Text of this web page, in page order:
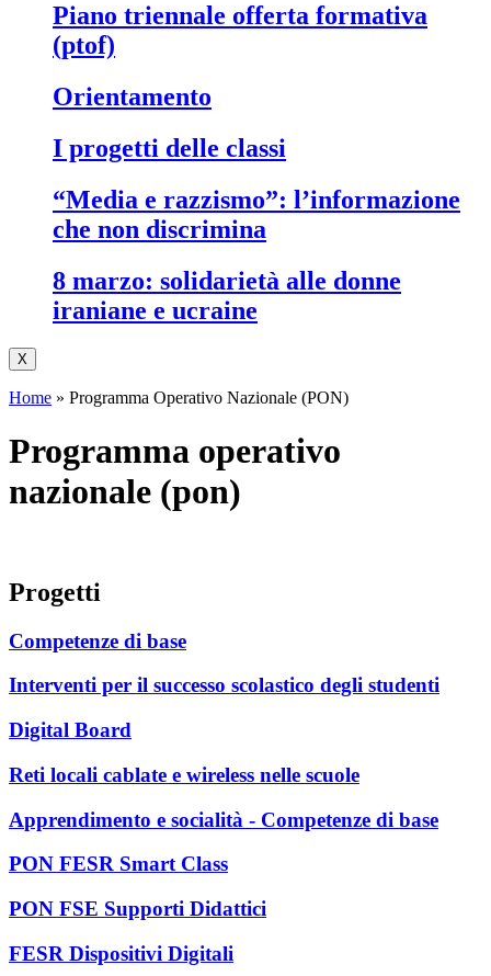
piano triennale offerta formativa
(ptof)
orientamento
i progetti delle classi
“media e razzismo”: l’informazione
che non discrimina
8 marzo: solidarietà alle donne
iraniane e ucraine
X
Home » Programma Operativo Nazionale (PON)
programma operativo
nazionale (pon)
progetti
Competenze di base
Interventi per il successo scolastico degli studenti
Digital Board
Reti locali cablate e wireless nelle scuole
Apprendimento e socialità - Competenze di base
PON FESR Smart Class
PON FSE Supporti Didattici
FESR Dispositivi Digitali